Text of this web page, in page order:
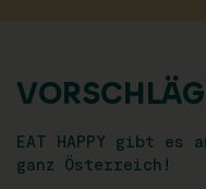
EAT HAPPY gibt
ganz Österreich!